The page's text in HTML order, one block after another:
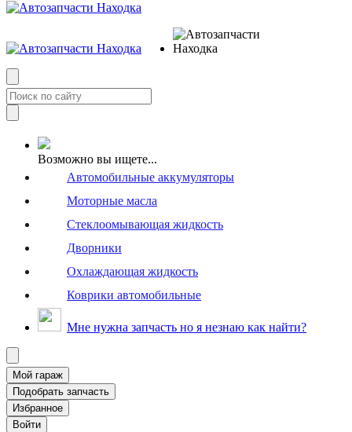
Возможно вы ищете...
Автомобильные аккумуляторы
Моторные масла
Стеклоомывающая жидкость
Дворники
Охлаждающая жидкость
Коврики автомобильные
Мне нужна запчасть но я незнаю как найти?